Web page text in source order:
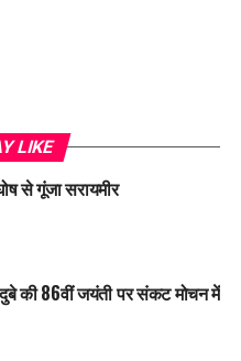
LIKE
से गूंजा सरायमीर
दुबे की 86वीं जयंती पर संकट मोचन में